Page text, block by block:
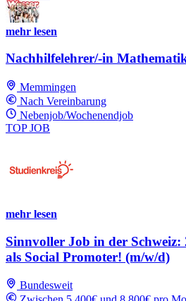
mehr lesen
Nachhilfelehrer/-in
Memmingen
Nach Vereinbarung
Nebenjob/Wochenendjob
TOP JOB
mehr lesen
Sinnvoller Job in der
als Social Promoter! (m/w/d)
Bundesweit